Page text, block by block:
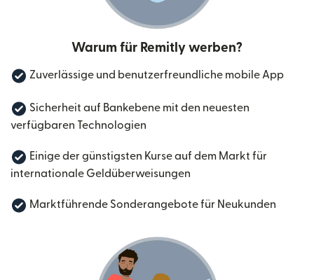
Warum für Remitly werben?
Zuverlässige und benutzerfreundliche mobile App
Sicherheit auf Bankebene mit den neuesten
verfügbaren Technologien
Einige der günstigsten Kurse auf dem Markt für
internationale Geldüberweisungen
Marktführende Sonderangebote für Neukunden